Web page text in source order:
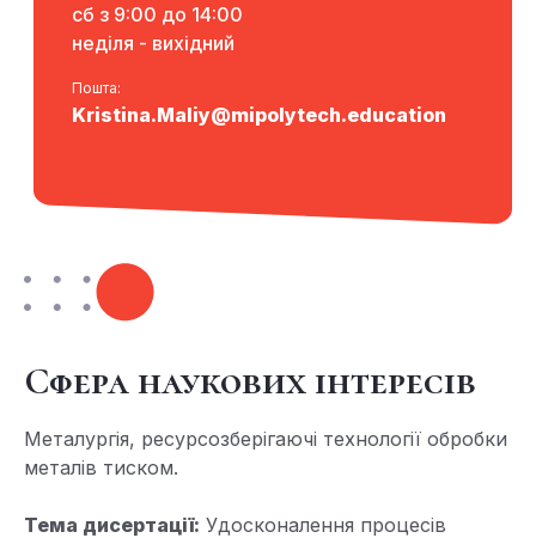
сб з 9:00 до 14:00
неділя - вихідний
Пошта:
Kristina.Maliy@mipolytech.education
Сфера наукових інтересів
Металургія, ресурсозберігаючі технології обробки
металів тиском.
Тема дисертації: Удосконалення процесів